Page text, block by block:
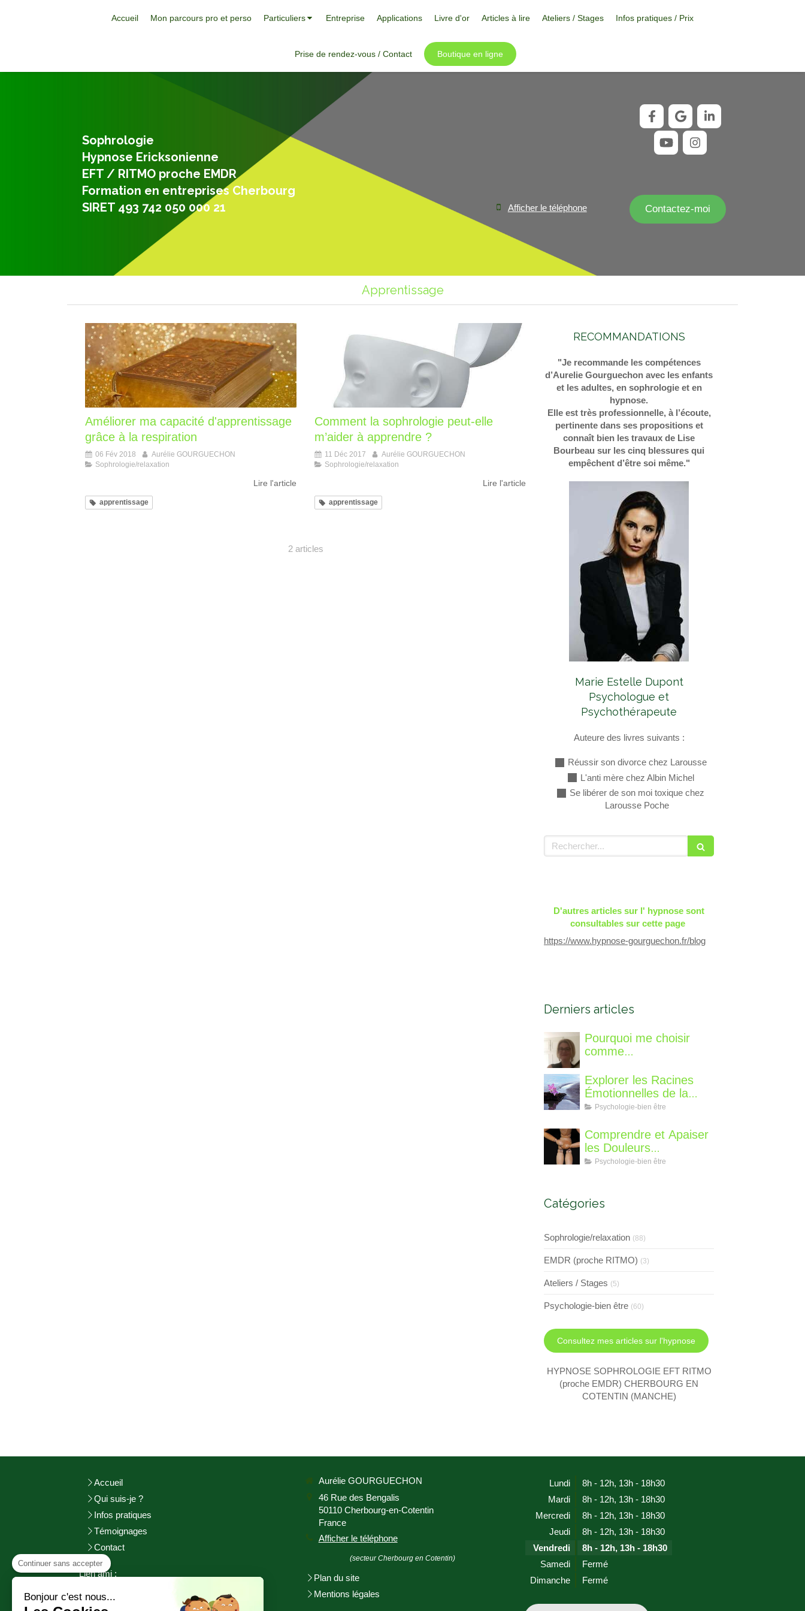
Accueil Mon parcours pro et perso Particuliers Entreprise Applications Livre d'or Articles à lire Ateliers / Stages Infos pratiques / Prix
Prise de rendez-vous / Contact Boutique en ligne
Sophrologie
Hypnose Ericksonienne
EFT / RITMO proche EMDR
Formation en entreprises Cherbourg
SIRET 493 742 050 000 21
Contactez-moi
Afficher le téléphone
Apprentissage
Améliorer ma capacité d'apprentissage
grâce à la respiration
06 Fév 2018
Aurélie GOURGUECHON
Sophrologie/relaxation
Lire l'article
apprentissage
Comment la sophrologie peut-elle
m’aider à apprendre ?
11 Déc 2017
Aurélie GOURGUECHON
Sophrologie/relaxation
Lire l'article
apprentissage
2 articles
RECOMMANDATIONS
"Je recommande les compétences
d’Aurelie Gourguechon avec les enfants
et les adultes, en sophrologie et en
hypnose.
Elle est très professionnelle, à l’écoute,
pertinente dans ses propositions et
connaît bien les travaux de Lise
Bourbeau sur les cinq blessures qui
empêchent d’être soi même."
Marie Estelle Dupont
Psychologue et
Psychothérapeute
Auteure des livres suivants :
Réussir son divorce chez Larousse
L'anti mère chez Albin Michel
Se libérer de son moi toxique chez
Larousse Poche
Rechercher
D'autres articles sur l' hypnose sont
consultables sur cette page
https://www.hypnose-gourguechon.fr/blog
Derniers articles
Pourquoi me choisir
comme
suis-je, qu'est ce que je
vous propose de
différent?
Explorer les Racines
Émotionnelles de la
Perte de Poids : Un
Psychologie-bien être
Comprendre et Apaiser
les Douleurs
Neuroplastiques : Une
l'EFT
Psychologie-bien être
Catégories
Sophrologie/relaxation (88)
EMDR (proche RITMO) (3)
Ateliers / Stages (5)
Psychologie-bien être (60)
Consultez mes articles sur l'hypnose
HYPNOSE SOPHROLOGIE EFT RITMO
(proche EMDR) CHERBOURG EN
COTENTIN (MANCHE)
Accueil
Qui suis-je ?
Infos pratiques
Témoignages
Contact
Lien ami :
http://www.sophrologie-pratiques.fr
Aurélie GOURGUECHON
46 Rue des Bengalis
50110 Cherbourg-en-Cotentin
France
Afficher le téléphone
(secteur Cherbourg en Cotentin)
Plan du site
Mentions légales
Lundi 8h - 12h, 13h - 18h30
Mardi
8h - 12h, 13h - 18h30
Mercredi
8h - 12h, 13h - 18h30
Jeudi
8h - 12h, 13h - 18h30
Vendredi
8h - 12h, 13h - 18h30
Samedi
Fermé
Dimanche
Fermé
Continuer sans accepter
Bonjour c'est nous...